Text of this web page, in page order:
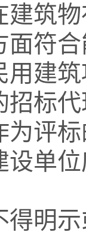
建筑
面符
筑项
招标
为评
位应
示